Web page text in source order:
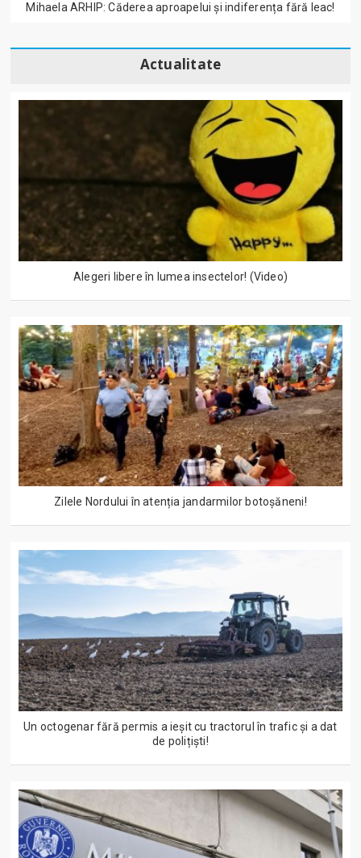
Mihaela ARHIP: Căderea aproapelui și indiferența fără leac!
Actualitate
Alegeri libere în lumea insectelor! (Video)
Zilele Nordului în atenția jandarmilor botoșăneni!
Un octogenar fără permis a ieșit cu tractorul în trafic și a dat
de polițiști!